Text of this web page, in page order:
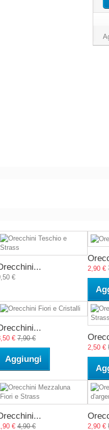
€
2,90 €
€ 7,90 €
Aggiungi
2,50 €
€ 4,90 € 2,90 €